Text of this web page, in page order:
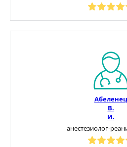
Абеленец
В.
И.
анестезиолог-